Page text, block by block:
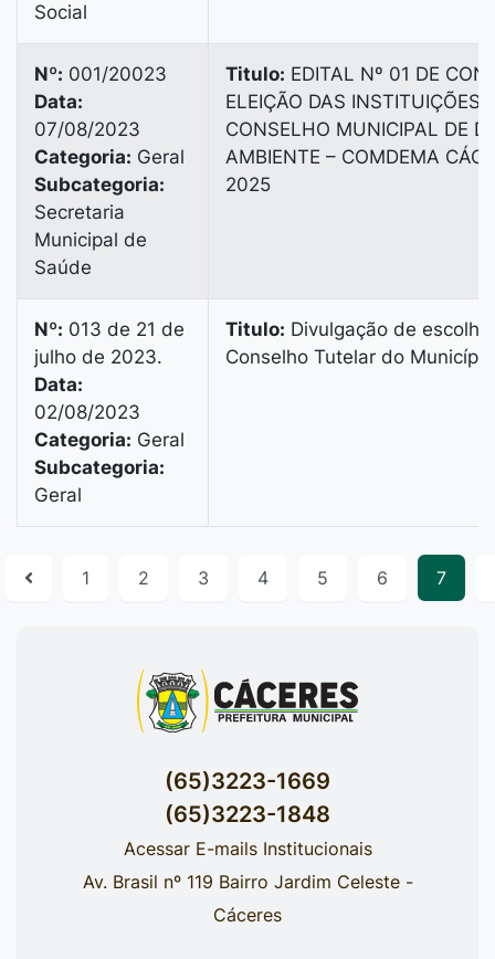
Social
Nº: 001/20023
Data:
07/08/2023
Categoria: Geral
Subcategoria:
Secretaria
Municipal de
Saúde
Titulo: EDITAL Nº 01 DE
ELEIÇÃO DAS INSTITUIÇÕES
CONSELHO MUNICIPAL DE
AMBIENTE – COMDEMA
2025
Nº: 013 de 21 de
julho de 2023.
Data:
02/08/2023
Categoria: Geral
Subcategoria:
Geral
Titulo: Divulgação de
Conselho Tutelar do
1 2 3 4 5 6 7
(65)3223-1669
(65)3223-1848
Acessar E-mails Institucionais
Av. Brasil nº 119 Bairro Jardim Celeste -
Cáceres